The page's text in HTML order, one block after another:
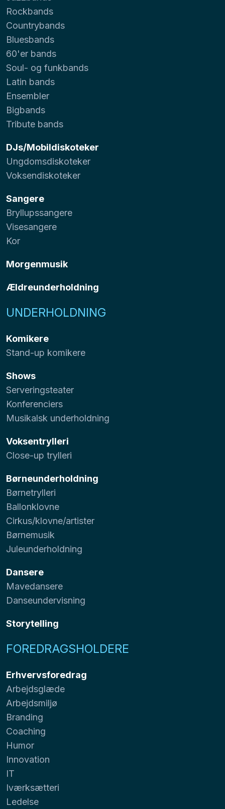
Rockbands
Countrybands
Bluesbands
60'er bands
Soul- og funkbands
Latin bands
Ensembler
Bigbands
Tribute bands
DJs/Mobildiskoteker
Ungdomsdiskoteker
Voksendiskoteker
Sangere
Bryllupssangere
Visesangere
Kor
Morgenmusik
Ældreunderholdning
UNDERHOLDNING
Komikere
Stand-up komikere
Shows
Serveringsteater
Konferenciers
Musikalsk underholdning
Voksentrylleri
Close-up trylleri
Børneunderholdning
Børnetrylleri
Ballonklovne
Cirkus/klovne/artister
Børnemusik
Juleunderholdning
Dansere
Mavedansere
Danseundervisning
Storytelling
FOREDRAGSHOLDERE
Erhvervsforedrag
Arbejdsglæde
Arbejdsmiljø
Branding
Coaching
Humor
Innovation
IT
Iværksætteri
Ledelse